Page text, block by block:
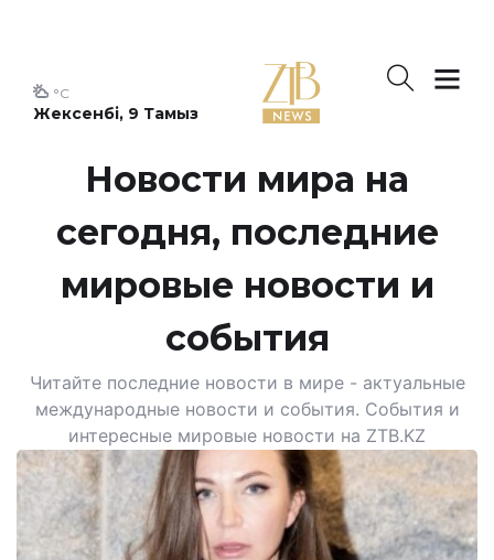
Жексенбі, 9 Тамыз
°C
Новости мира на
сегодня, последние
мировые новости и
события
Читайте последние новости в мире - актуальные
международные новости и события. События и
интересные мировые новости на ZTB.KZ